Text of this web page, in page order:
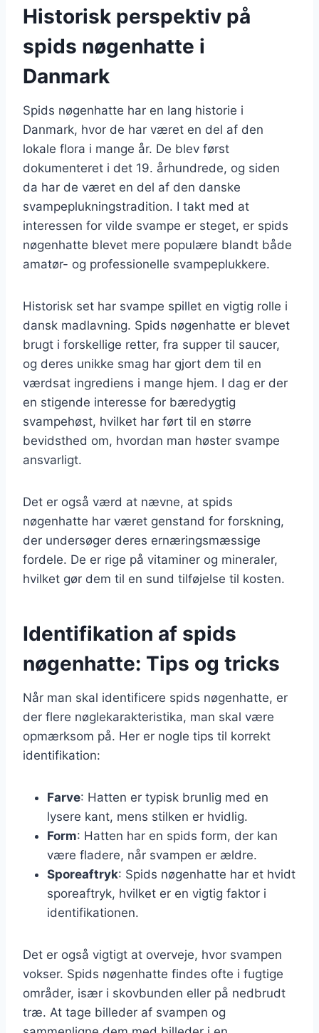
Historisk perspektiv på
spids nøgenhatte i
Danmark
Spids nøgenhatte har en lang historie i
Danmark, hvor de har været en del af den
lokale flora i mange år. De blev først
dokumenteret i det 19. århundrede, og siden
da har de været en del af den danske
svampeplukningstradition. I takt med at
interessen for vilde svampe er steget, er spids
nøgenhatte blevet mere populære blandt både
amatør- og professionelle svampeplukkere.
Historisk set har svampe spillet en vigtig rolle i
dansk madlavning. Spids nøgenhatte er blevet
brugt i forskellige retter, fra supper til saucer,
og deres unikke smag har gjort dem til en
værdsat ingrediens i mange hjem. I dag er der
en stigende interesse for bæredygtig
svampehøst, hvilket har ført til en større
bevidsthed om, hvordan man høster svampe
ansvarligt.
Det er også værd at nævne, at spids
nøgenhatte har været genstand for forskning,
der undersøger deres ernæringsmæssige
fordele. De er rige på vitaminer og mineraler,
hvilket gør dem til en sund tilføjelse til kosten.
Identifikation af spids
nøgenhatte: Tips og tricks
Når man skal identificere spids nøgenhatte, er
der flere nøglekarakteristika, man skal være
opmærksom på. Her er nogle tips til korrekt
identifikation:
Farve: Hatten er typisk brunlig med en
lysere kant, mens stilken er hvidlig.
Form: Hatten har en spids form, der kan
være fladere, når svampen er ældre.
Sporeaftryk: Spids nøgenhatte har et hvidt
sporeaftryk, hvilket er en vigtig faktor i
identifikationen.
Det er også vigtigt at overveje, hvor svampen
vokser. Spids nøgenhatte findes ofte i fugtige
områder, især i skovbunden eller på nedbrudt
træ. At tage billeder af svampen og